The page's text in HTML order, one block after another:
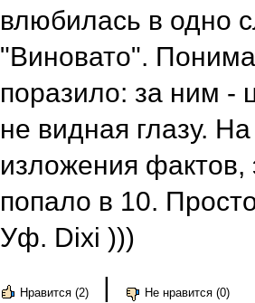
влюбилась в одно
"Виновато".
поразило: за ним -
не видная глазу.
изложения фактов,
попало в 10.
Уф. Dixi )))
Нравится (2) | Не нравится (0)